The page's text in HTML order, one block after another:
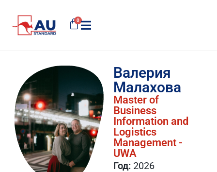
0
Валерия
Малахова
Master of
Business
Information and
Logistics
Management -
UWA
Год: 2026